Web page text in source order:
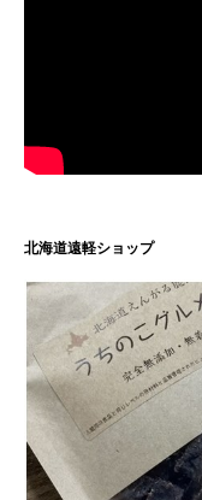
北海道遠軽ショップ